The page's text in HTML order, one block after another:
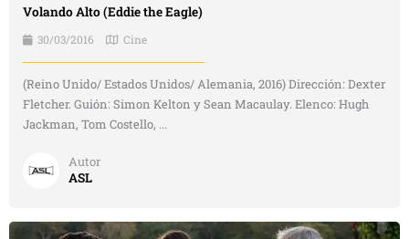
Volando Alto (Eddie the Eagle)
30/03/2016 Cine
(Reino Unido/ Estados Unidos/ Alemania, 2016) Dirección: Dexter
Fletcher. Guión: Simon Kelton y Sean Macaulay. Elenco: Hugh
Jackman, Tom Costello, ...
Autor
ASL